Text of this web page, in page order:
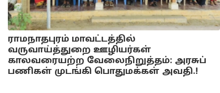
ராமநாதபுரம் மாவட்டத்தில்
வருவாய்த்துறை ஊழியர்கள்
காலவரையற்ற வேலைநிறுத்தம்: அரசுப்
பணிகள் முடங்கி பொதுமக்கள் அவதி.!